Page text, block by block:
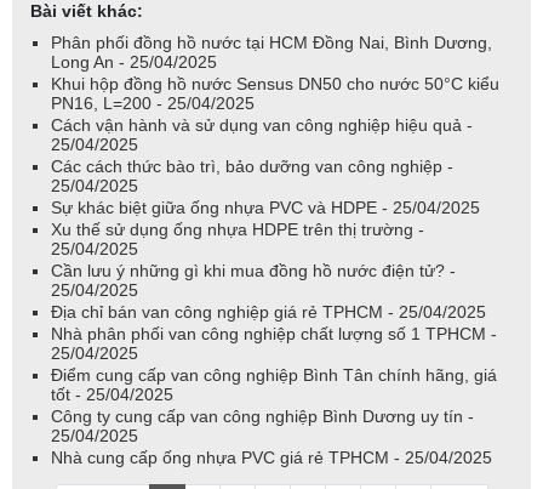
Bài viết khác:
Phân phối đồng hồ nước tại HCM Đồng Nai, Bình Dương,
Long An - 25/04/2025
Khui hộp đồng hồ nước Sensus DN50 cho nước 50°C kiểu
PN16, L=200 - 25/04/2025
Cách vận hành và sử dụng van công nghiệp hiệu quả -
25/04/2025
Các cách thức bào trì, bảo dưỡng van công nghiệp -
25/04/2025
Sự khác biệt giữa ống nhựa PVC và HDPE - 25/04/2025
Xu thế sử dụng ống nhựa HDPE trên thị trường -
25/04/2025
Cần lưu ý những gì khi mua đồng hồ nước điện tử? -
25/04/2025
Địa chỉ bán van công nghiệp giá rẻ TPHCM - 25/04/2025
Nhà phân phối van công nghiệp chất lượng số 1 TPHCM -
25/04/2025
Điểm cung cấp van công nghiệp Bình Tân chính hãng, giá
tốt - 25/04/2025
Công ty cung cấp van công nghiệp Bình Dương uy tín -
25/04/2025
Nhà cung cấp ống nhựa PVC giá rẻ TPHCM - 25/04/2025